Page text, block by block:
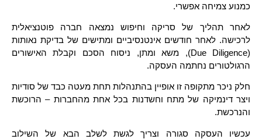
כמנוע צמיחה אפשרי.
לאחר תהליך של סריקה וחיפוש נמצאה חברה פוטנציאלית
לרכישה. לאחר חודשים אינטנסיביים ומתישים של בדיקת נאותות
(Due Diligence), משא ומתן, ניסוח הסכם וקבלת האישורים
הרגולטורים נחתמה העסקה.
חלק ניכר מתקופה זו אופיין בהתנהלות תחת מעטה כבד של סודיות
ויצר דינמיקה של מתח וחשדנות בכל אחת מהחברות – הרוכשת
והנרכשת.
עכשיו העסקה סגורה וצריך לגשת לשלב הבא של השילוב